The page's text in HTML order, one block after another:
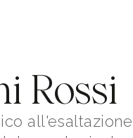
Rossi